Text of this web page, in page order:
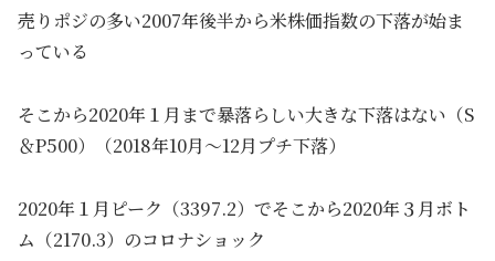
売りポジの多い2007年後半から米株価指数の下落が始ま
っている
そこから2020年１月まで暴落らしい大きな下落はない（S
＆P500）（2018年10月～12月プチ下落）
2020年１月ピーク（3397.2）でそこから2020年３月ボト
ム（2170.3）のコロナショック